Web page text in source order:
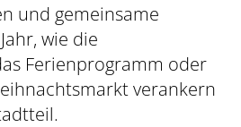
und gemeinsame
wie die
Ferienprogramm oder
verankern